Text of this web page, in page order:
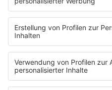
Parken am Flughafen
Berlin Brandenburg: Was